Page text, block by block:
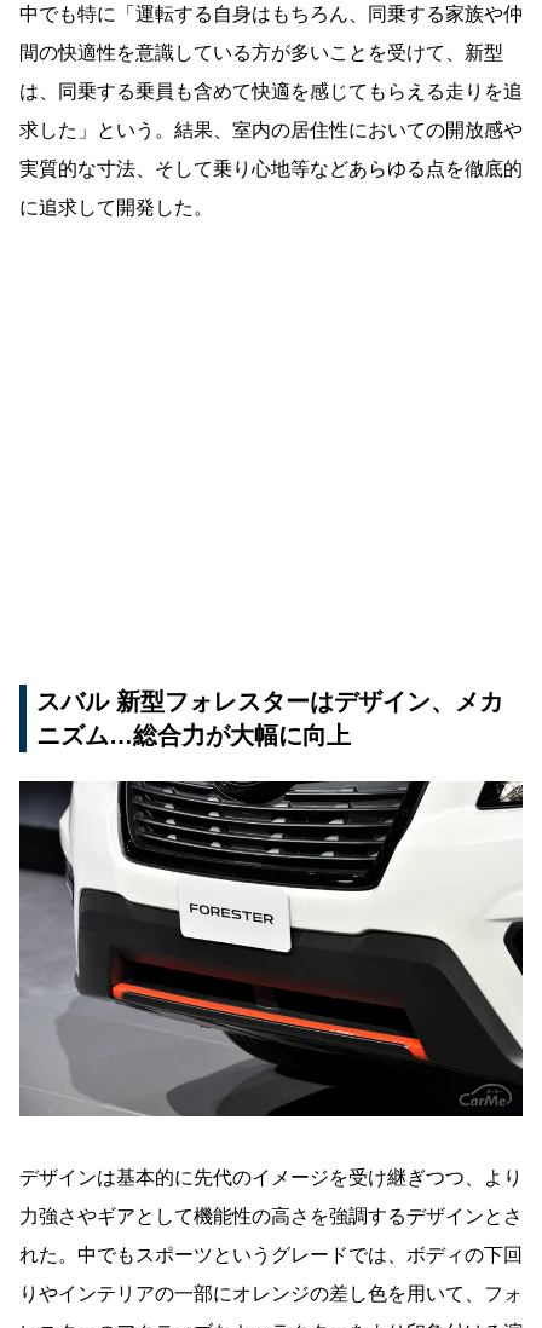
中でも特に「運転する自身はもちろん、同乗する家族や仲
間の快適性を意識している方が多いことを受けて、新型
は、同乗する乗員も含めて快適を感じてもらえる走りを追
求した」という。結果、室内の居住性においての開放感や
実質的な寸法、そして乗り心地等などあらゆる点を徹底的
に追求して開発した。
スバル 新型フォレスターはデザイン、メカ
ニズム…総合力が大幅に向上
デザインは基本的に先代のイメージを受け継ぎつつ、より
力強さやギアとして機能性の高さを強調するデザインとさ
れた。中でもスポーツというグレードでは、ボディの下回
りやインテリアの一部にオレンジの差し色を用いて、フォ